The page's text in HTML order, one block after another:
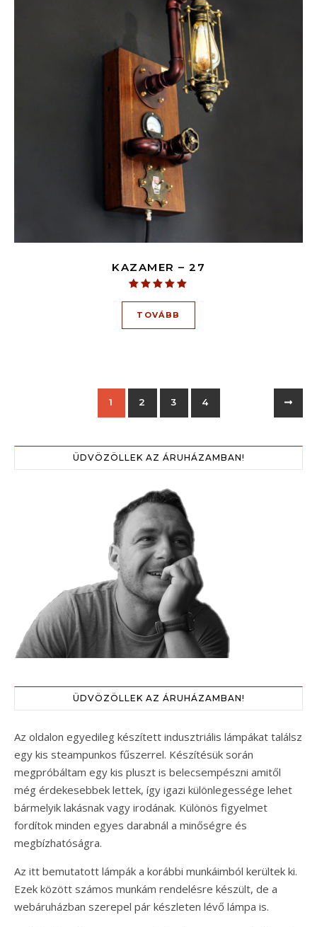
KAZAMER – 27
/ 5
TOVÁBB
1 2 3 4
ÜDVÖZÖLLEK AZ ÁRUHÁZAMBAN!
ÜDVÖZÖLLEK AZ ÁRUHÁZAMBAN!
Az oldalon egyedileg készített indusztriális lámpákat találsz
egy kis steampunkos fűszerrel. Készítésük során
megpróbáltam egy kis pluszt is belecsempészni amitől
még érdekesebbek lettek, így igazi különlegessége lehet
bármelyik lakásnak vagy irodának. Különös figyelmet
fordítok minden egyes darabnál a minőségre és
megbízhatóságra.
Az itt bemutatott lámpák a korábbi munkáimból kerültek ki.
Ezek között számos munkám rendelésre készült, de a
webáruházban szerepel pár készleten lévő lámpa is.